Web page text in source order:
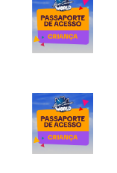
INFO
INFO